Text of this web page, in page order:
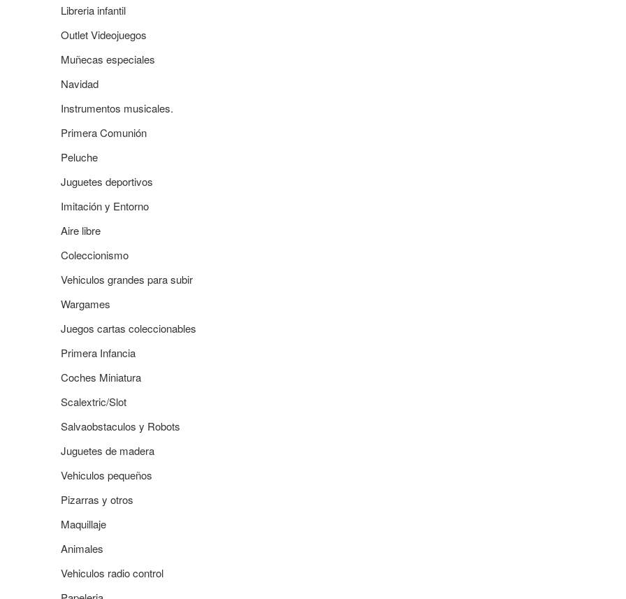
Libreria infantil
Outlet Videojuegos
Muñecas especiales
Navidad
Instrumentos musicales.
Primera Comunión
Peluche
Juguetes deportivos
Imitación y Entorno
Aire libre
Coleccionismo
Vehiculos grandes para subir
Wargames
Juegos cartas coleccionables
Primera Infancia
Coches Miniatura
Scalextric/Slot
Salvaobstaculos y Robots
Juguetes de madera
Vehiculos pequeños
Pizarras y otros
Maquillaje
Animales
Vehiculos radio control